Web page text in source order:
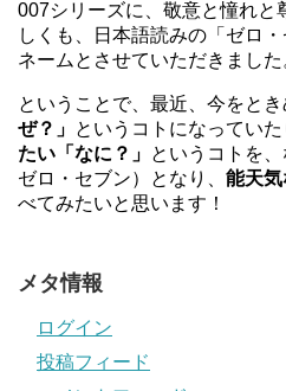
007シリーズに、敬意と憧れと
しくも、日本語読みの「ゼロ
ネームとさせていただきました
ということで、最近、今をとき
ぜ？」 というコトになっていた
たい「なに？」 というコトを
ゼロ・セブン）となり、 能天
べてみたいと思います！
メタ情報
ログイン
投稿フィード